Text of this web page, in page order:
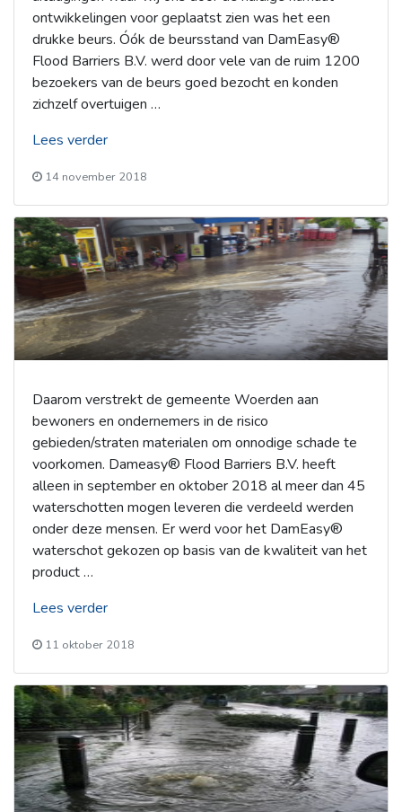
ontwikkelingen voor geplaatst zien was het een
drukke beurs. Óók de beursstand van DamEasy®
Flood Barriers B.V. werd door vele van de ruim 1200
bezoekers van de beurs goed bezocht en konden
zichzelf overtuigen …
Lees verder“Een
Beurs!!”
14 november 2018
Daarom verstrekt de gemeente Woerden aan
bewoners en ondernemers in de risico
gebieden/straten materialen om onnodige schade te
voorkomen. Dameasy® Flood Barriers B.V. heeft
alleen in september en oktober 2018 al meer dan 45
waterschotten mogen leveren die verdeeld werden
onder deze mensen. Er werd voor het DamEasy®
waterschot gekozen op basis van de kwaliteit van het
product …
Lees verder“Als
riool
het
niet
aankan
dan
kan
dit
het
11 oktober 2018